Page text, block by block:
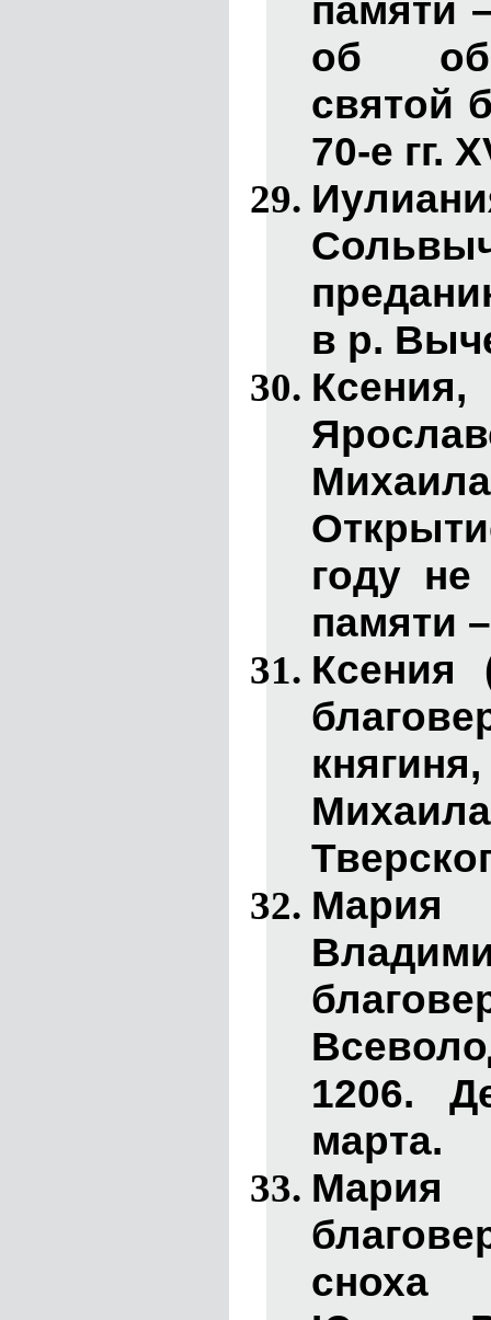
памяти
об
святой
70-е гг.
в р.
Ксения
году не
памяти
Ксения
1206.
марта.
Мария
сноха